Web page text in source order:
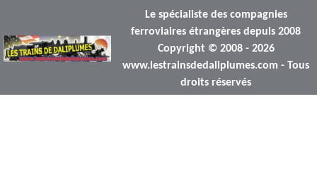
Le spécialiste des compagnies
ferroviaires étrangères depuis 2008
Copyright © 2008 - 2026
www.lestrainsdedaliplumes.com - Tous
droits réservés